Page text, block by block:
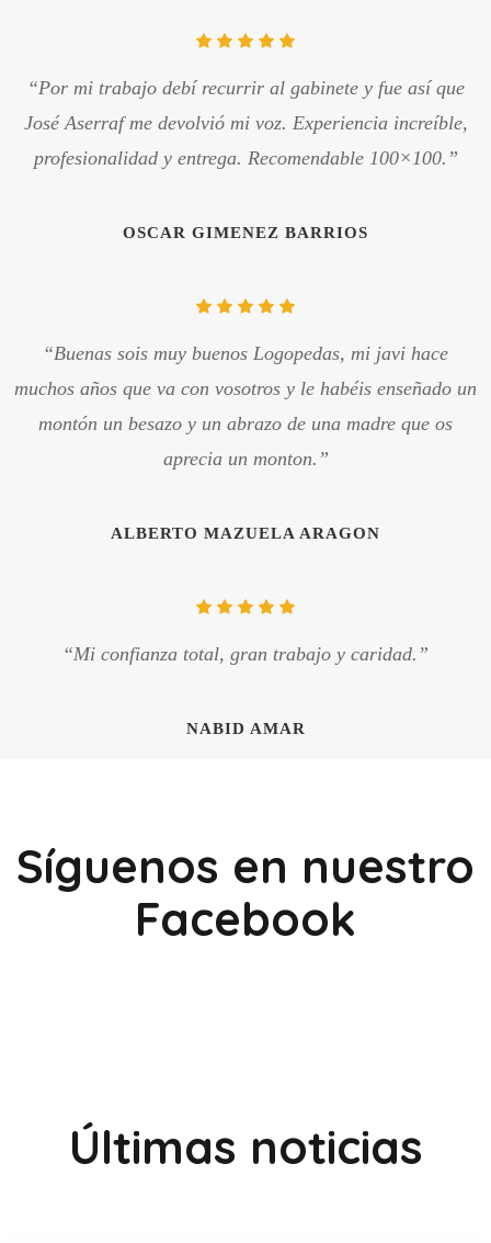
“Por mi trabajo debí recurrir al gabinete y fue así que
José Aserraf me devolvió mi voz. Experiencia increíble,
profesionalidad y entrega. Recomendable 100×100.”
OSCAR GIMENEZ BARRIOS
“Buenas sois muy buenos Logopedas, mi javi hace
muchos años que va con vosotros y le habéis enseñado un
montón un besazo y un abrazo de una madre que os
aprecia un monton.”
ALBERTO MAZUELA ARAGON
“Mi confianza total, gran trabajo y caridad.”
NABID AMAR
Síguenos en nuestro
Facebook
Últimas noticias